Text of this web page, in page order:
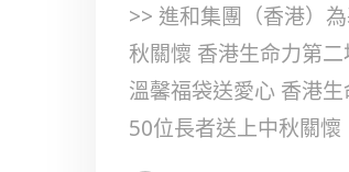
>> 進和集團（香港）
秋關懷 香港生命力第
溫馨福袋送愛心 香港
50位長者送上中秋關懷